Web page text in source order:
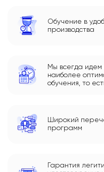
Обучение в
производства
Мы всегда
наиболее
обучения, то
Широкий
программ
Гарантия